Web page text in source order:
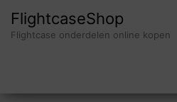
FlightcaseShop
Flightcase onderdelen online kopen